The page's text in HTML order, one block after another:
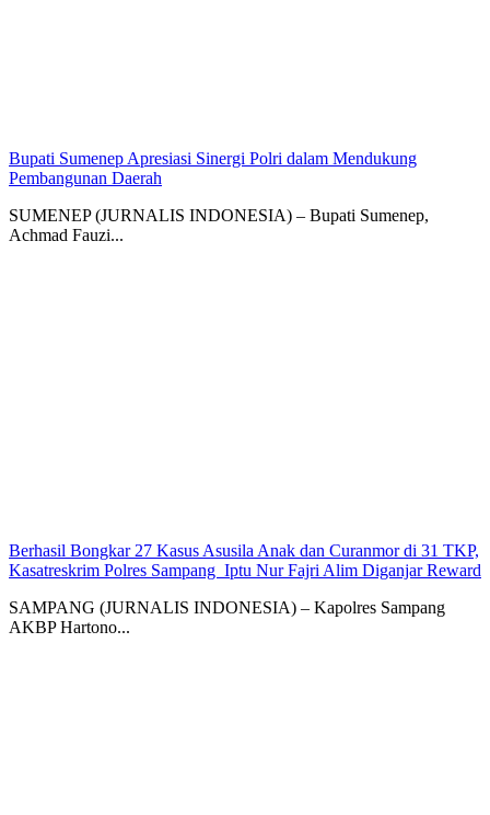
Bupati Sumenep Apresiasi Sinergi Polri dalam Mendukung
Pembangunan Daerah
SUMENEP (JURNALIS INDONESIA) – Bupati Sumenep,
Achmad Fauzi...
Berhasil Bongkar 27 Kasus Asusila Anak dan Curanmor di 31 TKP,
Kasatreskrim Polres Sampang Iptu Nur Fajri Alim Diganjar Reward
SAMPANG (JURNALIS INDONESIA) – Kapolres Sampang
AKBP Hartono...